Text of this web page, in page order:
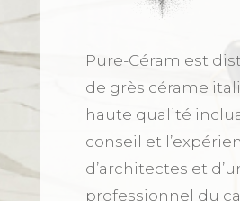
Pure-Céram est
de grès cérame
haute qualité
conseil et
d’architectes et
professionnel du